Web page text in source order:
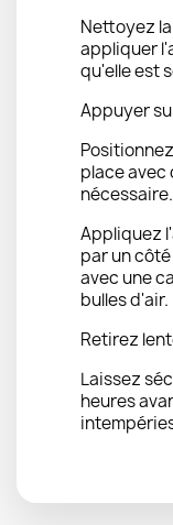
Nettoyez
appliquer
qu'elle est
Appuyer
place avec
nécessaire.
Appliquez
par un
avec une
bulles d'air.
Retirez
Laissez
heures